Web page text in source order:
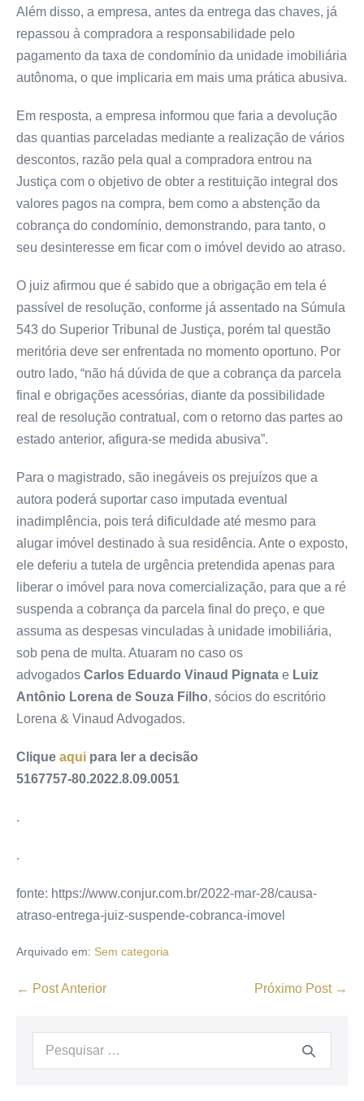
Além disso, a empresa, antes da entrega das chaves, já
repassou à compradora a responsabilidade pelo
pagamento da taxa de condomínio da unidade imobiliária
autônoma, o que implicaria em mais uma prática abusiva.
Em resposta, a empresa informou que faria a devolução
das quantias parceladas mediante a realização de vários
descontos, razão pela qual a compradora entrou na
Justiça com o objetivo de obter a restituição integral dos
valores pagos na compra, bem como a abstenção da
cobrança do condomínio, demonstrando, para tanto, o
seu desinteresse em ficar com o imóvel devido ao atraso.
O juiz afirmou que é sabido que a obrigação em tela é
passível de resolução, conforme já assentado na Súmula
543 do Superior Tribunal de Justiça, porém tal questão
meritória deve ser enfrentada no momento oportuno. Por
outro lado, “não há dúvida de que a cobrança da parcela
final e obrigações acessórias, diante da possibilidade
real de resolução contratual, com o retorno das partes ao
estado anterior, afigura-se medida abusiva”.
Para o magistrado, são inegáveis os prejuízos que a
autora poderá suportar caso imputada eventual
inadimplência, pois terá dificuldade até mesmo para
alugar imóvel destinado à sua residência. Ante o exposto,
ele deferiu a tutela de urgência pretendida apenas para
liberar o imóvel para nova comercialização, para que a ré
suspenda a cobrança da parcela final do preço, e que
assuma as despesas vinculadas à unidade imobiliária,
sob pena de multa. Atuaram no caso os
advogados Carlos Eduardo Vinaud Pignata e Luiz
Antônio Lorena de Souza Filho, sócios do escritório
Lorena & Vinaud Advogados.
Clique aqui para ler a decisão
5167757-80.2022.8.09.0051
.
.
fonte: https://www.conjur.com.br/2022-mar-28/causa-
atraso-entrega-juiz-suspende-cobranca-imovel
Arquivado em: Sem categoria
← Post Anterior Próximo Post →